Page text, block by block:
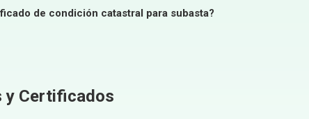
de condición catastral para subasta?
y Certificados